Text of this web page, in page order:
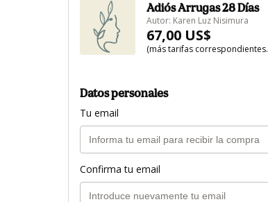
Adiós Arrugas 28 Días
Autor: Karen Luz Nisimura
67,00 US$
(más tarifas correspondientes.
Datos personales
Tu email
Confirma tu email